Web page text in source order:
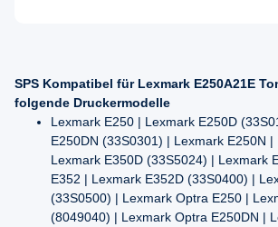
SPS Kompatibel für Lexmark E250A21E
folgende Druckermodelle
Lexmark E250 | Lexmark E250D
E250DN (33S0301) | Lexmark E250N |
Lexmark E350D (33S5024) | Lexmark
E352 | Lexmark E352D (33S0400) |
(33S0500) | Lexmark Optra E250 |
(8049040) | Lexmark Optra E250DN |